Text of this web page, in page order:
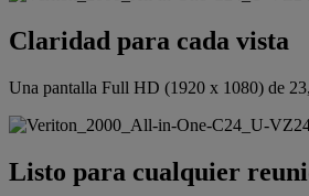
Claridad para cada vista
Una pantalla Full HD (1920 x 1080) de
Listo para cualquier